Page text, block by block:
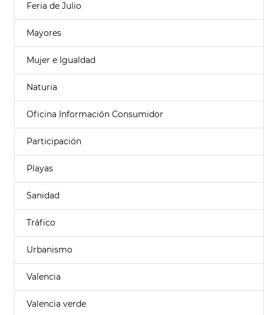
Feria de Julio
Mayores
Mujer e Igualdad
Naturia
Oficina Información Consumidor
Participación
Playas
Sanidad
Tráfico
Urbanismo
Valencia
Valencia verde